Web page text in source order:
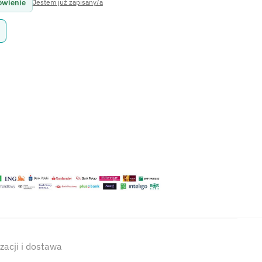
Jestem już zapisany/a
i dostawa